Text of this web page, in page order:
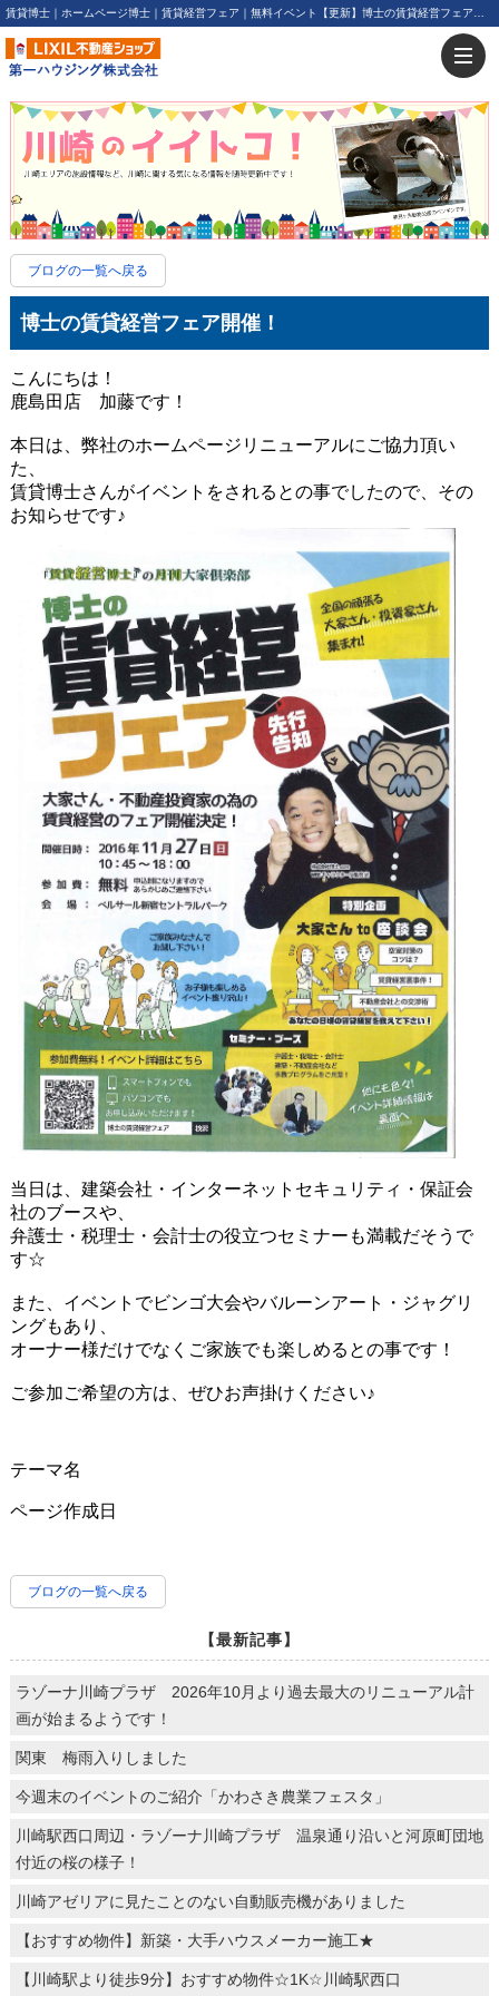
ブログの一覧へ戻る
博士の賃貸経営フェア開催！
こんにちは！
鹿島田店 加藤です！
本日は、弊社のホームページリニューアルにご協力頂い
た、
賃貸博士さんがイベントをされるとの事でしたので、その
お知らせです♪
当日は、建築会社・インターネットセキュリティ・保証会
社のブースや、
弁護士・税理士・会計士の役立つセミナーも満載だそうで
す☆
また、イベントでビンゴ大会やバルーンアート・ジャグリ
ングもあり、
オーナー様だけでなくご家族でも楽しめるとの事です！
ご参加ご希望の方は、ぜひお声掛けください♪
テーマ名
ページ作成日
ブログの一覧へ戻る
【最新記事】
ラゾーナ川崎プラザ 2026年10月より過去最大のリニューアル計
画が始まるようです！
関東 梅雨入りしました
今週末のイベントのご紹介「かわさき農業フェスタ」
川崎駅西口周辺・ラゾーナ川崎プラザ 温泉通り沿いと河原町団地
付近の桜の様子！
川崎アゼリアに見たことのない自動販売機がありました
【おすすめ物件】新築・大手ハウスメーカー施工★
【川崎駅より徒歩9分】おすすめ物件☆1K☆川崎駅西口